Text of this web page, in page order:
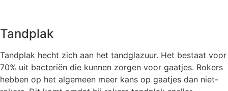
Tandplak
Tandplak hecht zich aan het tandglazuur. Het bestaat voor
70% uit bacteriën die kunnen zorgen voor gaatjes. Rokers
hebben op het algemeen meer kans op gaatjes dan niet-